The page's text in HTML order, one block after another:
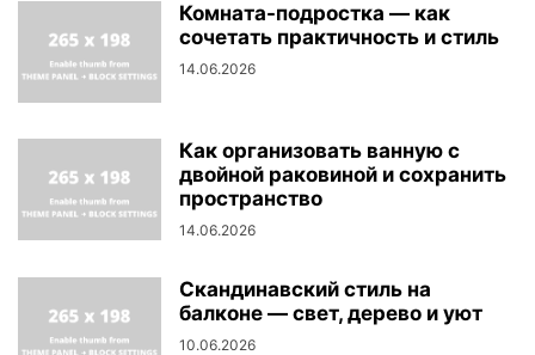
Комната-подростка — как
сочетать практичность и стиль
14.06.2026
Как организовать ванную с
двойной раковиной и сохранить
пространство
14.06.2026
Скандинавский стиль на
балконе — свет, дерево и уют
10.06.2026